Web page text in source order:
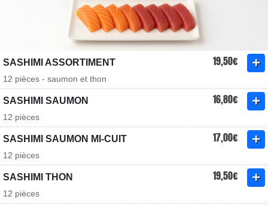
SASHIMI ASSORTIMENT 19,50€
12 pièces - saumon et thon
SASHIMI SAUMON 16,80€
12 pièces
SASHIMI SAUMON MI-CUIT 17,00€
12 pièces
SASHIMI THON 19,50€
12 pièces